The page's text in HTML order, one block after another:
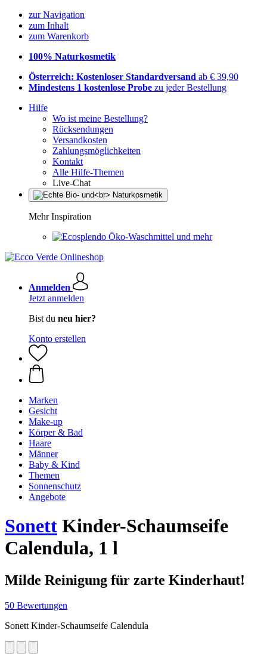
zur Navigation
zum Inhalt
zum Warenkorb
100% Naturkosmetik
Österreich: Kostenloser Standardversand ab € 39,90
Mindestens 1 kostenlose Probe zu jeder Bestellung
Hilfe
Wo ist meine Bestellung?
Rücksendungen
Versandkosten
Zahlungsmöglichkeiten
Kontakt
Alle Hilfe-Themen
Live-Chat
Mehr Inspiration
Öko-Waschmittel und mehr
Anmelden
Jetzt anmelden
Bist du neu hier?
Konto erstellen
Marken
Gesicht
Make-up
Körper & Bad
Haare
Männer
Baby & Kind
Themen
Sonnenschutz
Angebote
Sonett Kinder-Schaumseife
Calendula, 1 l
Milde Reinigung für zarte Kinderhaut!
50 Bewertungen
Sonett Kinder-Schaumseife Calendula